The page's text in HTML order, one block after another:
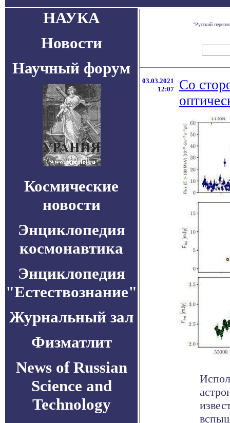
НАУКА
Новости
Научный форум
Космические
новости
Энциклопедия
космонавтика
Энциклопедия
"Естествознание"
Журнальный зал
Физматлит
News of Russian
Science and
Technology
"Русский
03.03.2021
12:07
Со